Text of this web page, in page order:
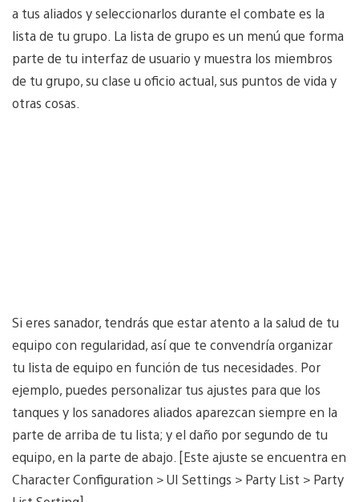
a tus aliados y seleccionarlos durante el combate es la
lista de tu grupo. La lista de grupo es un menú que forma
parte de tu interfaz de usuario y muestra los miembros
de tu grupo, su clase u oficio actual, sus puntos de vida y
otras cosas.
Si eres sanador, tendrás que estar atento a la salud de tu
equipo con regularidad, así que te convendría organizar
tu lista de equipo en función de tus necesidades. Por
ejemplo, puedes personalizar tus ajustes para que los
tanques y los sanadores aliados aparezcan siempre en la
parte de arriba de tu lista; y el daño por segundo de tu
equipo, en la parte de abajo. [Este ajuste se encuentra en
Character Configuration > UI Settings > Party List > Party